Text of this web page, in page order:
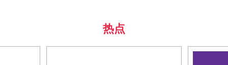
热点